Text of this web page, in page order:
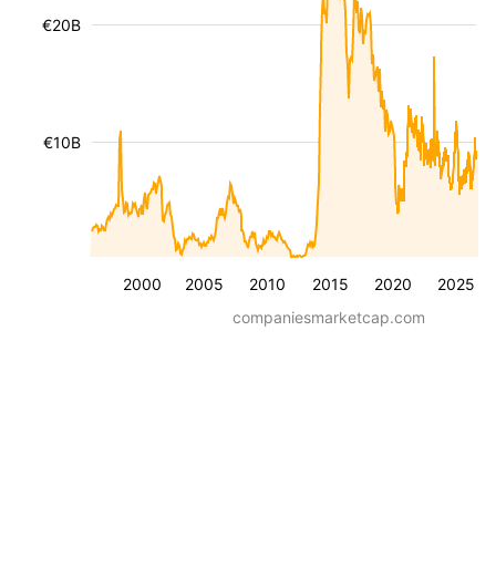
2000 2005 2010 2015 2020 2025
€10B
€20B
companiesmarketcap.com